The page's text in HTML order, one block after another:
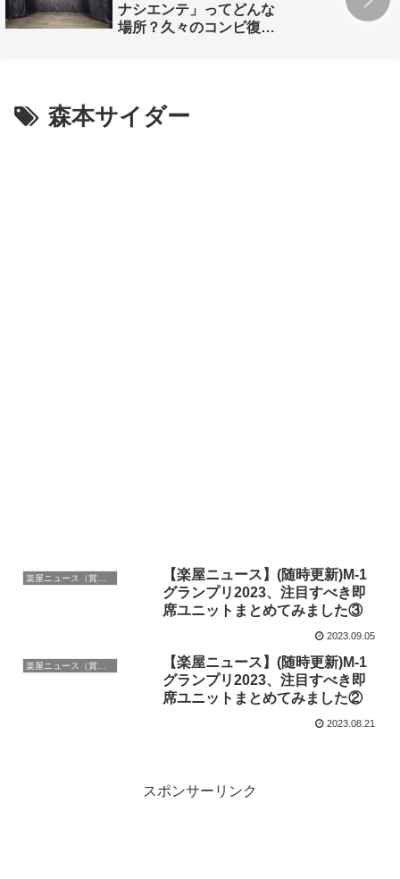
ナシエンテ」ってどんな
場所？久々のコンビ復活
森本サイダー
楽屋ニュース（賞レース）
【楽屋ニュース】(随時更新)M-1
グランプリ2023、注目すべき即
席ユニットまとめてみました③
2023.09.05
楽屋ニュース（賞レース）
【楽屋ニュース】(随時更新)M-1
グランプリ2023、注目すべき即
席ユニットまとめてみました②
2023.08.21
スポンサーリンク